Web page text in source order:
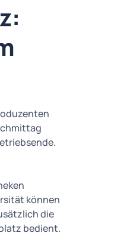
können
die
bedient.